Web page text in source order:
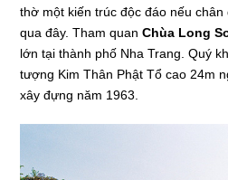
thờ một kiến trúc độc đáo nếu
qua đây. Tham quanChùa Long
lớn tại thành phố Nha Trang. Quý
tượng Kim Thân Phật Tổ cao 24m
xây đựng năm 1963.